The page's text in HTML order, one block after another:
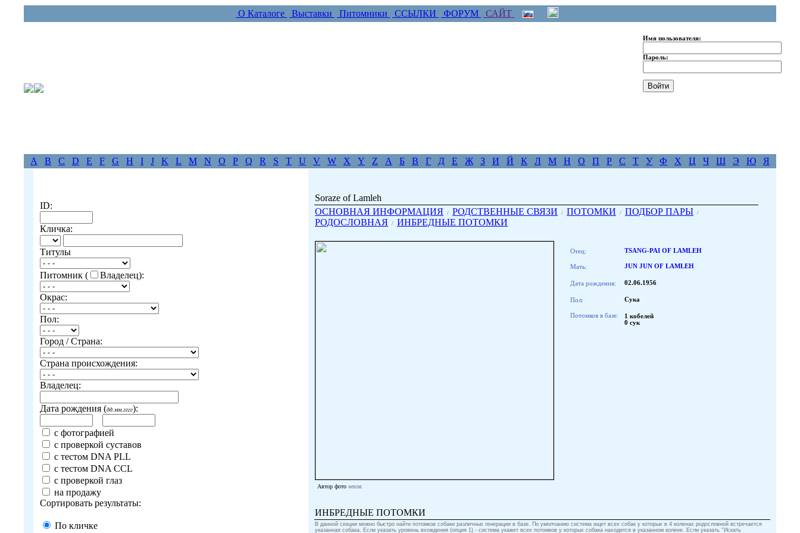
О Каталоге Выставки Питомники ССЫЛКИ ФОРУМ САЙТ
Имя пользователя:
Пароль:
A B C D E F G H I J K L M N O P Q R S T U V W X Y Z А Б В Г Д Е Ж З И Й К Л М Н О П Р С Т У Ф Х Ц Ч Ш Э Ю Я
ID:
Кличка:
Титулы
Питомник ( Владелец):
Окрас:
Пол:
Город / Страна:
Страна происхождения:
Владелец:
Дата рождения (дд.мм.гггг):
с фотографией
с проверкой суставов
с тестом DNA PLL
с тестом DNA CCL
с проверкой глаз
на продажу
Сортировать результаты:
По кличке
Soraze of Lamleh
ОСНОВНАЯ ИНФОРМАЦИЯ
/ РОДСТВЕННЫЕ СВЯЗИ / ПОТОМКИ / ПОДБОР ПАРЫ /
РОДОСЛОВНАЯ / ИНБРЕДНЫЕ ПОТОМКИ
Автор фото неизв.
Отец: TSANG-PAI OF LAMLEH
Мать: JUN JUN OF LAMLEH
Дата рождения: 02.06.1956
Пол: Сука
Потомков в базе:
1 кобелей
0 сук
ИНБРЕДНЫЕ ПОТОМКИ
В данной секции можно быстро найти потомков собаки различных генерации в базе. По умолчанию система ищет всех собак у которых в 4 коленах родословной встречается
указанная собака. Если указать уровень вхождения (опция 1) - система укажет всех потомков у которых собака находится в указанном колене. Если указать ''Искать